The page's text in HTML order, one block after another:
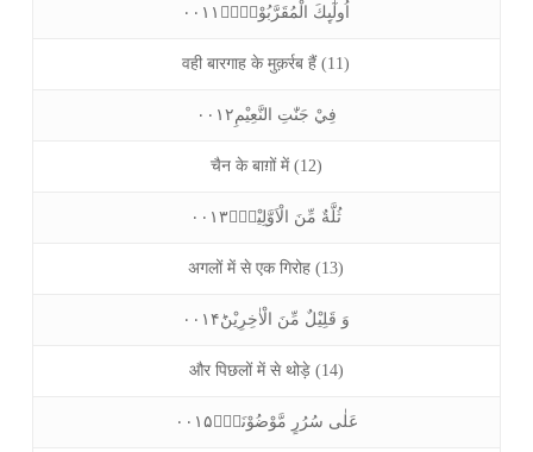
اُولٰٓىِٕكَ الْمُقَرَّبُوْنَ۠ۚ۰۰۱۱
वही बारगाह के मुक़र्रब हैं (11)
فِيْ جَنّٰتِ النَّعِيْمِ۰۰۱۲
चैन के बाग़ों में (12)
ثُلَّةٌ مِّنَ الْاَوَّلِيْنَۙ۰۰۱۳
अगलों में से एक गिरोह (13)
وَ قَلِيْلٌ مِّنَ الْاٰخِرِيْنَؕ۰۰۱۴
और पिछलों में से थोड़े (14)
عَلٰى سُرُرٍ مَّوْضُوْنَةٍۙ۰۰۱۵